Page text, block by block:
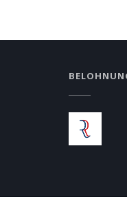
Fenster))